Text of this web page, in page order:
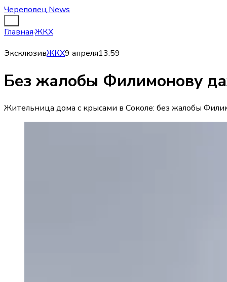
Череповец.News
Главная·ЖКХ
ЭксклюзивЖКХ9 апреля13:59
Без жалобы Филимонову
Жительница дома с крысами в Соколе: без жалобы